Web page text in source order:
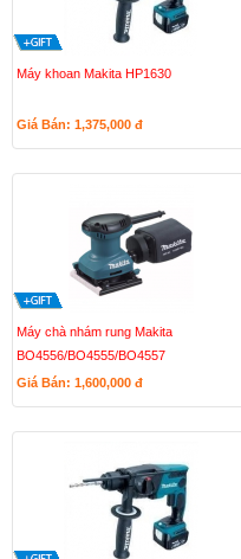
Máy khoan Makita HP1630
Giá Bán: 1,375,000 đ
Máy chà nhám rung Makita
BO4556/BO4555/BO4557
Giá Bán: 1,600,000 đ